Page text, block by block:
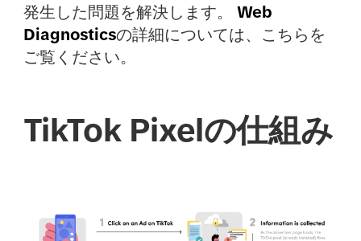
発生した問題を解決します。 Web
Diagnosticsの詳細については、こちらを
ご覧ください。
TikTok Pixelの仕組み